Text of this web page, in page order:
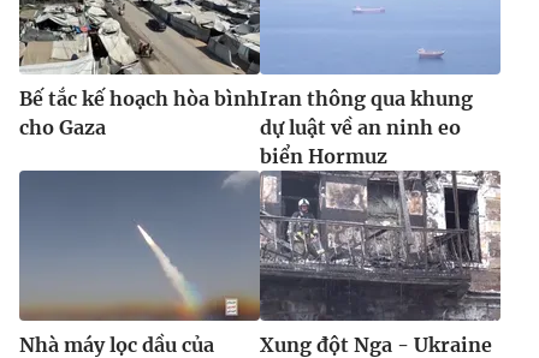
Bế tắc kế hoạch hòa bình
cho Gaza
Iran thông qua khung
dự luật về an ninh eo
biển Hormuz
Nhà máy lọc dầu của
Xung đột Nga - Ukraine